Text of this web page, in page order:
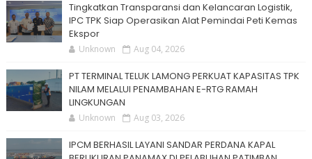
Tingkatkan Transparansi dan Kelancaran Logistik,
IPC TPK Siap Operasikan Alat Pemindai Peti Kemas
Ekspor
Unknown Aug 04, 2026
PT TERMINAL TELUK LAMONG PERKUAT KAPASITAS TPK
NILAM MELALUI PENAMBAHAN E-RTG RAMAH
LINGKUNGAN
Unknown Aug 03, 2026
IPCM BERHASIL LAYANI SANDAR PERDANA KAPAL